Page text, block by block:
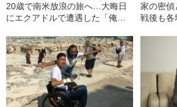
20歳で南米放浪の旅へ…大晦日
にエクアドルで遭遇した「俺は
か！」事件《激レアさん「ブラ
ジル番長」》
家の密偵
戦後も各